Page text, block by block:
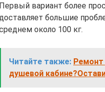
Первый вариант более
доставляет большие
около 100 кг.
Читайте также: Ремонт
душевой